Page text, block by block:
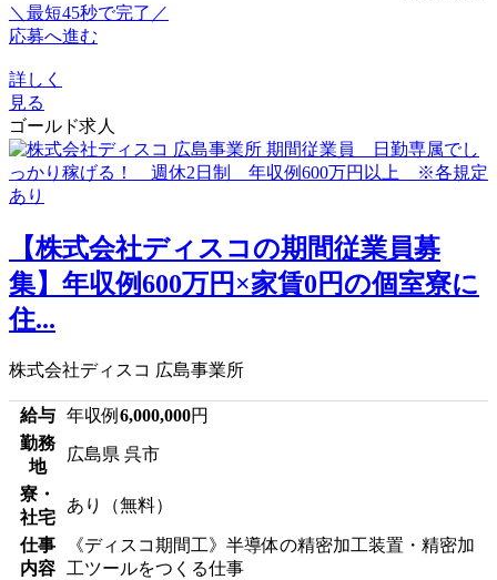
＼最短45秒で完了／
応募へ進む
詳しく
見る
ゴールド求人
【株式会社ディスコの期間従業員募
集】年収例600万円×家賃0円の個室寮に
住...
株式会社ディスコ 広島事業所
給与 年収例 6,000,000円
勤務
地
広島県 呉市
寮・
社宅
あり（無料）
仕事
内容
《ディスコ期間工》半導体の精密加工装置・精密加
工ツールをつくる仕事